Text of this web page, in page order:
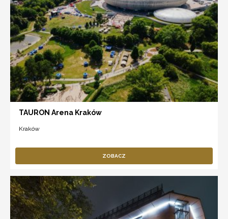
TAURON Arena Kraków
Kraków
ZOBACZ